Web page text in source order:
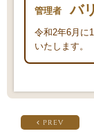
管理者 バ
令和2年6月に
いたします。
PREV